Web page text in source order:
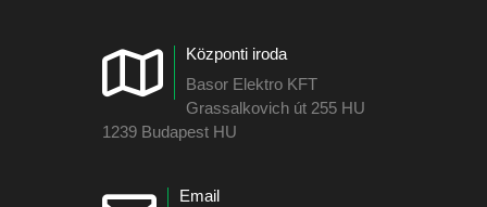
Központi iroda
Basor Elektro KFT
Grassalkovich út 255 HU
1239 Budapest HU
Email